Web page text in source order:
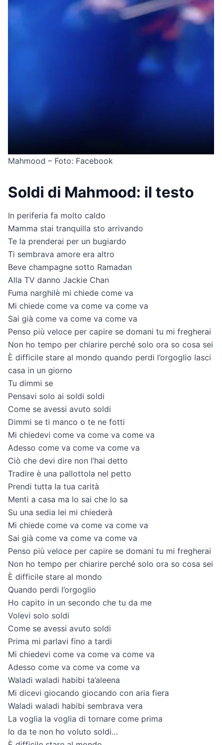
Mahmood – Foto: Facebook
Soldi di Mahmood: il testo
In periferia fa molto caldo
Mamma stai tranquilla sto arrivando
Te la prenderai per un bugiardo
Ti sembrava amore era altro
Beve champagne sotto Ramadan
Alla TV danno Jackie Chan
Fuma narghilè mi chiede come va
Mi chiede come va come va come va
Sai già come va come va come va
Penso più veloce per capire se domani tu mi fregherai
Non ho tempo per chiarire perché solo ora so cosa sei
È difficile stare al mondo quando perdi l’orgoglio lasci
casa in un giorno
Tu dimmi se
Pensavi solo ai soldi soldi
Come se avessi avuto soldi
Dimmi se ti manco o te ne fotti
Mi chiedevi come va come va come va
Adesso come va come va come va
Ciò che devi dire non l’hai detto
Tradire è una pallottola nel petto
Prendi tutta la tua carità
Menti a casa ma lo sai che lo sa
Su una sedia lei mi chiederà
Mi chiede come va come va come va
Sai già come va come va come va
Penso più veloce per capire se domani tu mi fregherai
Non ho tempo per chiarire perché solo ora so cosa sei
È difficile stare al mondo
Quando perdi l’orgoglio
Ho capito in un secondo che tu da me
Volevi solo soldi
Come se avessi avuto soldi
Prima mi parlavi fino a tardi
Mi chiedevi come va come va come va
Adesso come va come va come va
Waladi waladi habibi ta’aleena
Mi dicevi giocando giocando con aria fiera
Waladi waladi habibi sembrava vera
La voglia la voglia di tornare come prima
Io da te non ho voluto soldi…